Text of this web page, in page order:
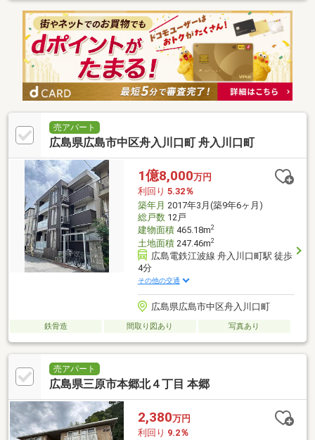
売アパート
広島県広島市中区舟入川口町 舟入川口町
1億8,000万円
利回り 5.32％
築年月 2017年3月(築9年6ヶ月)
総戸数12戸
建物面積465.18m2
土地面積247.46m2
広島電鉄江波線 舟入川口町駅 徒歩
4分
その他の交通
広島県広島市中区舟入川口町
鉄骨造 間取り図あり 写真あり
売アパート
広島県三原市本郷北４丁目 本郷
2,380万円
利回り 9.2％